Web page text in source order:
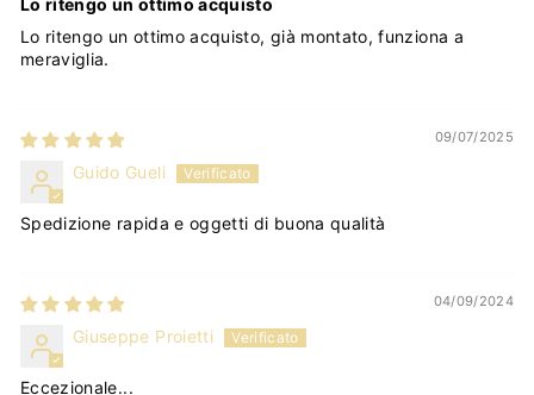
Lo ritengo un ottimo acquisto, già montato, funziona a
meraviglia.
09/07/2025
Guido Gueli
Spedizione rapida e oggetti di buona qualità
04/09/2024
Giuseppe Proietti
Eccezionale...